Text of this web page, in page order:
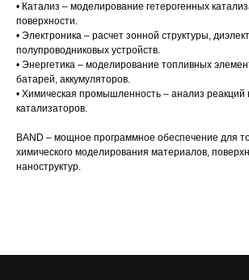
• Катализ – моделирование гетерогенных
поверхности.
• Электроника – расчет зонной структуры,
полупроводниковых устройств.
• Энергетика – моделирование топливных
батарей, аккумуляторов.
• Химическая промышленность – анализ реакций
катализаторов.
BAND – мощное программное обеспечение для
химического моделирования материалов,
наноструктур.